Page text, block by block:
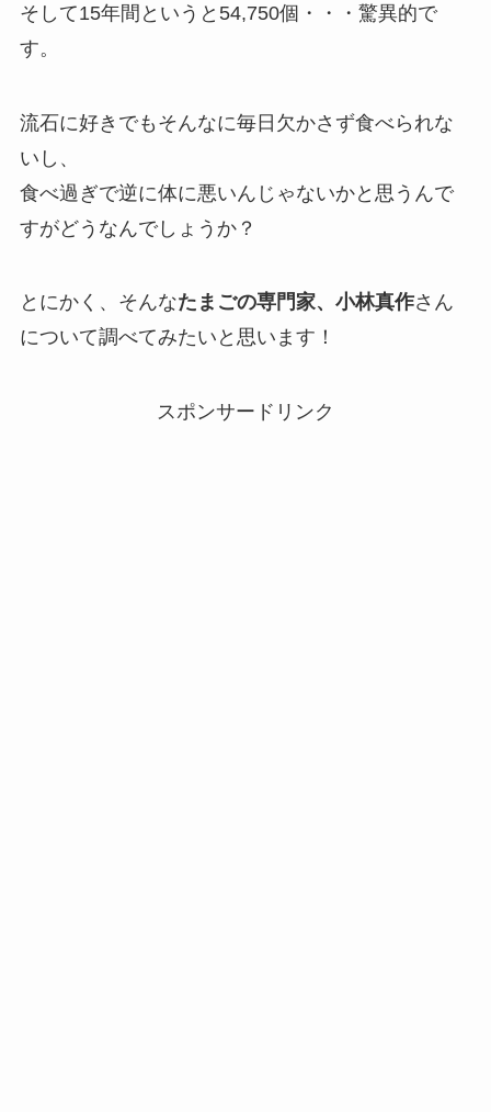
そして15年間というと54,750個・・・驚異的で
す。
流石に好きでもそんなに毎日欠かさず食べられな
いし、
食べ過ぎで逆に体に悪いんじゃないかと思うんで
すがどうなんでしょうか？
とにかく、そんなたまごの専門家、小林真作さん
について調べてみたいと思います！
スポンサードリンク